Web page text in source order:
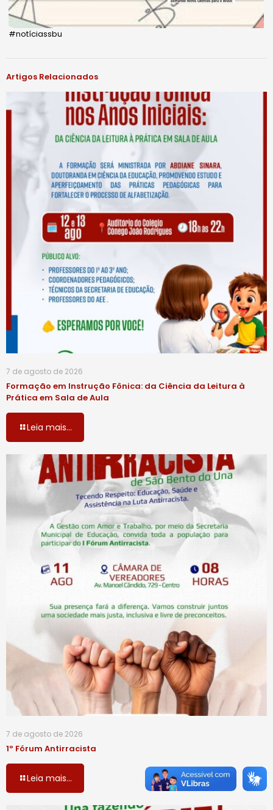
#notíciassbu
Artigos Relacionados
7 de agosto de 2026
Formação em Instrução Fônica: da Ciência da Leitura à
Prática em Sala de Aula
Leia mais...
7 de agosto de 2026
1º Fórum Antirracista
Leia mais...